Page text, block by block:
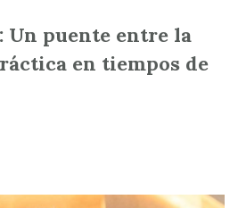
Un puente entre la
en tiempos de